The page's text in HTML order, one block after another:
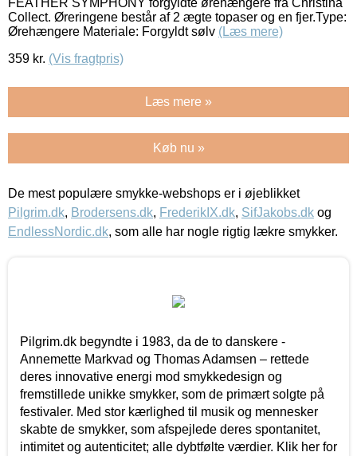
Collect. Øreringene består af 2 ægte topaser og en fjer.Type:
Ørehængere Materiale: Forgyldt sølv (Læs mere)
359 kr. (Vis fragtpris)
Læs mere »
Køb nu »
De mest populære smykke-webshops er i øjeblikket
Pilgrim.dk, Brodersens.dk, FrederikIX.dk, SifJakobs.dk og
EndlessNordic.dk, som alle har nogle rigtig lækre smykker.
Pilgrim.dk begyndte i 1983, da de to danskere -
Annemette Markvad og Thomas Adamsen – rettede
deres innovative energi mod smykkedesign og
fremstillede unikke smykker, som de primært solgte på
festivaler. Med stor kærlighed til musik og mennesker
skabte de smykker, som afspejlede deres spontanitet,
intimitet og autenticitet; alle dybtfølte værdier. Klik her for